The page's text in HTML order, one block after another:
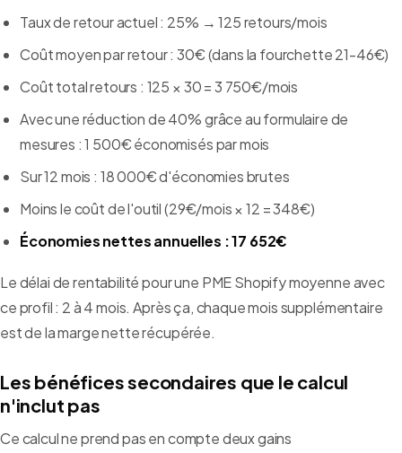
Taux de retour actuel : 25% → 125 retours/mois
Coût moyen par retour : 30€ (dans la fourchette 21-46€)
Coût total retours : 125 × 30 = 3 750€/mois
Avec une réduction de 40% grâce au formulaire de
mesures : 1 500€ économisés par mois
Sur 12 mois : 18 000€ d'économies brutes
Moins le coût de l'outil (29€/mois × 12 = 348€)
Économies nettes annuelles : 17 652€
Le délai de rentabilité pour une PME Shopify moyenne avec
ce profil : 2 à 4 mois. Après ça, chaque mois supplémentaire
est de la marge nette récupérée.
Les bénéfices secondaires que le calcul
n'inclut pas
Ce calcul ne prend pas en compte deux gains